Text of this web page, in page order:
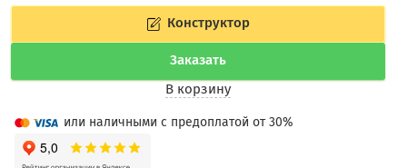
Конструктор
Заказать
В корзину
или наличными с предоплатой от 30%